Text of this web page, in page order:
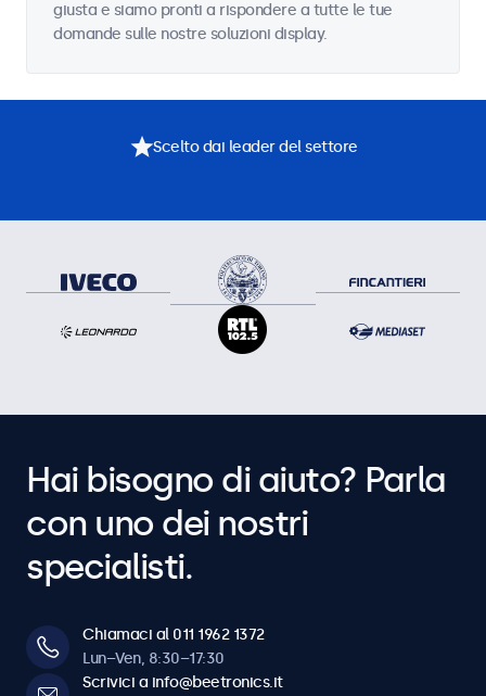
giusta e siamo pronti a rispondere a tutte le tue
domande sulle nostre soluzioni display.
Scelto dai leader del settore
Hai bisogno di aiuto? Parla
con uno dei nostri
specialisti.
Chiamaci al 011 1962 1372
Lun–Ven, 8:30–17:30
Scrivici a info@beetronics.it